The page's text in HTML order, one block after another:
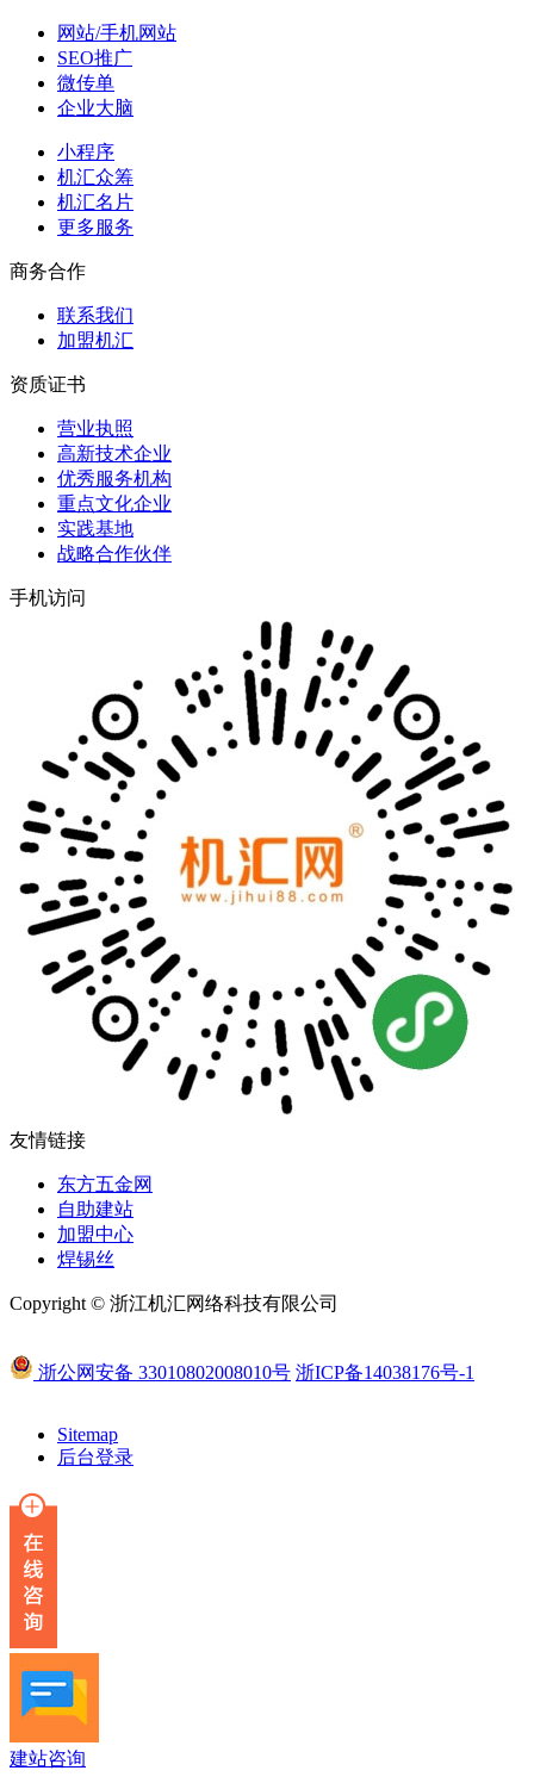
网站/手机网站
SEO推广
微传单
企业大脑
小程序
机汇众筹
机汇名片
更多服务
商务合作
联系我们
加盟机汇
资质证书
营业执照
高新技术企业
优秀服务机构
重点文化企业
实践基地
战略合作伙伴
手机访问
友情链接
东方五金网
自助建站
加盟中心
焊锡丝
Copyright © 浙江机汇网络科技有限公司
浙公网安备 33010802008010号 浙ICP备14038176号-1
Sitemap
后台登录
建站咨询